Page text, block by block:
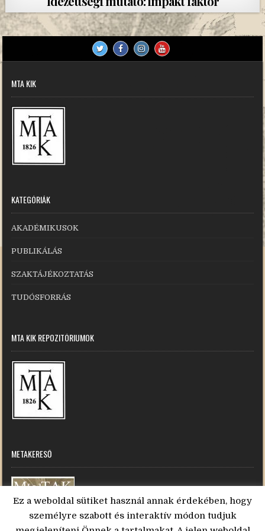
MTA KIK
KATEGÓRIÁK
AKADÉMIKUSOK
PUBLIKÁLÁS
SZAKTÁJÉKOZTATÁS
TUDÓSFORRÁS
MTA KIK REPOZITÓRIUMOK
METAKERESŐ
Ez a weboldal sütiket használ annak érdekében, hogy
személyre szabott és interaktív módon tudjuk